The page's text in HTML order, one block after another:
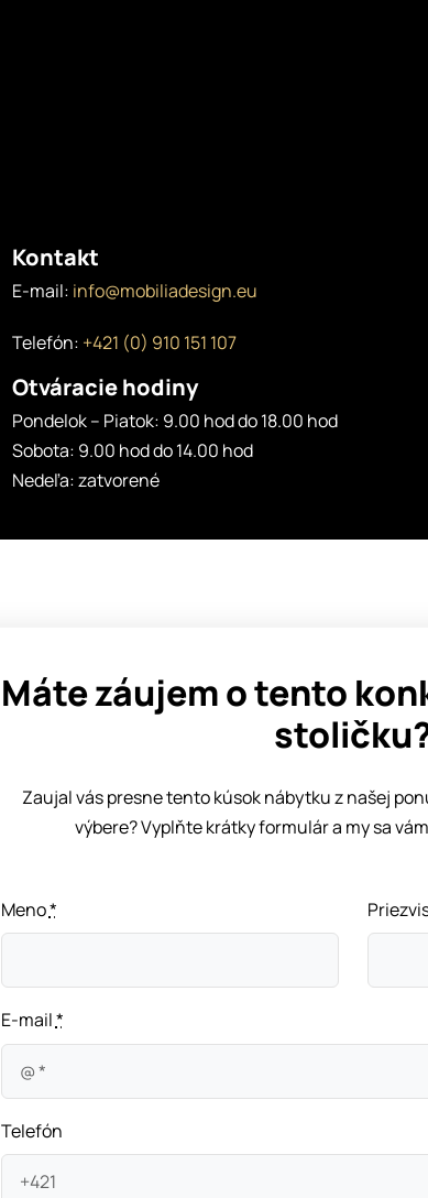
Kontakt
E-mail: info@mobiliadesign.eu
Telefón: +421 (0) 910 151 107
Otváracie hodiny
Pondelok – Piatok: 9.00 hod do 18.00 hod
Sobota: 9.00 hod do 14.00 hod
Nedeľa: zatvorené
Máte záujem o tento
Zaujal vás presne tento kúsok nábytku z našej
výbere? Vyplňte krátky formulár a my sa
Meno*
E-mail*
Telefón